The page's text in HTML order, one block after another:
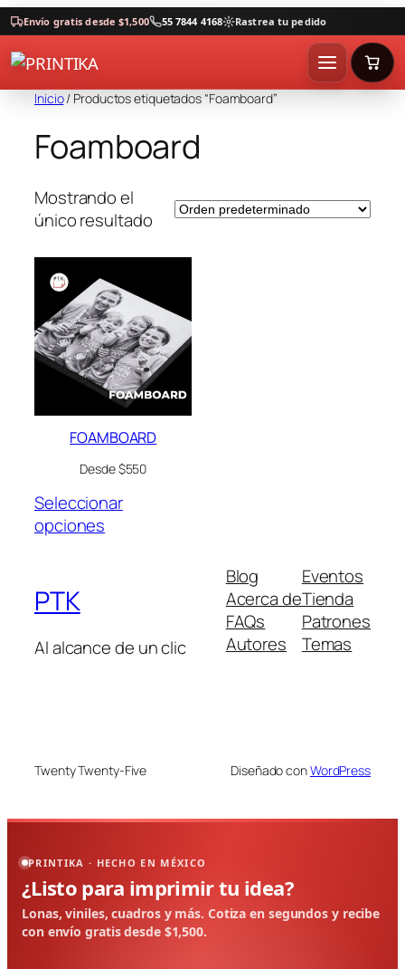
Envío gratis desde $1,500 55 7844 4168 Rastrea tu pedido
Inicio/ Productos etiquetados “Foamboard”
Foamboard
Mostrando el
único resultado
FOAMBOARD
Desde $550
Seleccionar
opciones
PTK
Al alcance de un clic
Blog
Acerca de
FAQs
Autores
Eventos
Tienda
Patrones
Temas
Twenty Twenty-Five Diseñado conWordPress
PRINTIKA · HECHO EN MÉXICO
¿Listo para imprimir tu idea?
Lonas, viniles, cuadros y más. Cotiza en segundos y recibe
con envío gratis desde $1,500.